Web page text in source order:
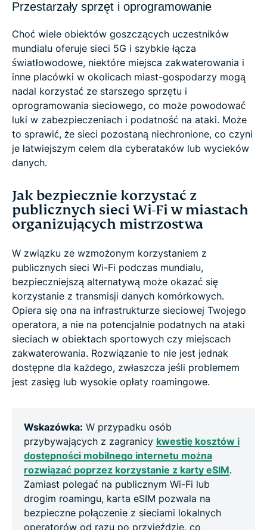
Przestarzały sprzęt i oprogramowanie
Choć wiele obiektów goszczących uczestników
mundialu oferuje sieci 5G i szybkie łącza
światłowodowe, niektóre miejsca zakwaterowania i
inne placówki w okolicach miast-gospodarzy mogą
nadal korzystać ze starszego sprzętu i
oprogramowania sieciowego, co może powodować
luki w zabezpieczeniach i podatność na ataki. Może
to sprawić, że sieci pozostaną niechronione, co czyni
je łatwiejszym celem dla cyberataków lub wycieków
danych.
Jak bezpiecznie korzystać z
publicznych sieci Wi-Fi w miastach
organizujących mistrzostwa
W związku ze wzmożonym korzystaniem z
publicznych sieci Wi-Fi podczas mundialu,
bezpieczniejszą alternatywą może okazać się
korzystanie z transmisji danych komórkowych.
Opiera się ona na infrastrukturze sieciowej Twojego
operatora, a nie na potencjalnie podatnych na ataki
sieciach w obiektach sportowych czy miejscach
zakwaterowania. Rozwiązanie to nie jest jednak
dostępne dla każdego, zwłaszcza jeśli problemem
jest zasięg lub wysokie opłaty roamingowe.
Wskazówka: W przypadku osób
przybywających z zagranicy kwestię kosztów i
dostępności mobilnego internetu można
rozwiązać poprzez korzystanie z karty eSIM.
Zamiast polegać na publicznym Wi-Fi lub
drogim roamingu, karta eSIM pozwala na
bezpieczne połączenie z sieciami lokalnych
operatorów od razu po przyjeździe, co